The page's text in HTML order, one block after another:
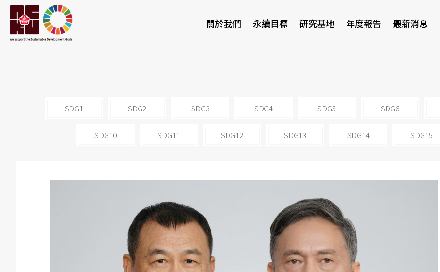
關於我們 永續目標 研究基地 年度報告 最新消息
SDG1 SDG2 SDG3 SDG4 SDG5 SDG6
SDG10 SDG11 SDG12 SDG13 SDG14 SDG15